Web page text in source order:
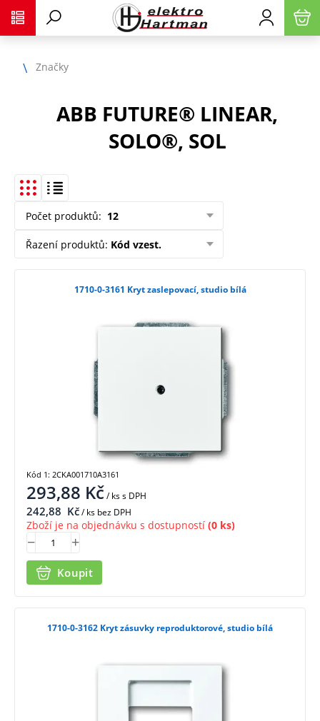
Značky
ABB FUTURE® LINEAR,
SOLO®, SOL
Počet produktů: 12
Řazení produktů: Kód vzest.
1710-0-3161 Kryt zaslepovací, studio bílá
293,88 Kč/ kss DPH
242,88 Kč/ ks bez DPH
Zboží je na objednávku s dostupností (0 ks)
Koupit
Kód 1: 2CKA001710A3161
1710-0-3162 Kryt zásuvky reproduktorové, studio bílá